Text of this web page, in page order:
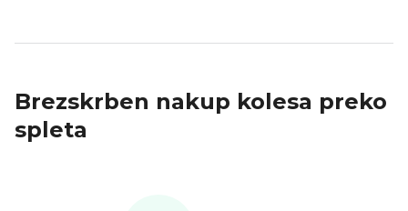
Brezskrben nakup kolesa preko
spleta